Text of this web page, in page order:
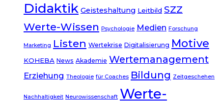
Didaktik Geisteshaltung Leitbild SZZ
Werte-Wissen Psychologie Medien Forschung
Marketing Listen Wertekrise Digitalisierung Motive
KOHEBA News Akademie Wertemanagement
Erziehung Theologie für Coaches Bildung Zeitgeschehen
Nachhaltigkeit Neurowissenschaft Werte-